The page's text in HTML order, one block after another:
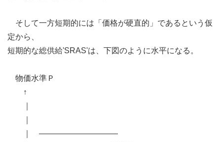
そして一方短期的には「価格が硬直的」であるという仮
定から、
短期的な総供給'SRAS'は、下図のように水平になる。
物価水準Ｐ
↑
｜ ――――――――――